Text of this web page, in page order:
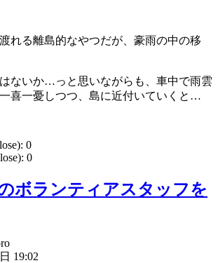
れる離島的なやつだが、豪雨の中の移
ないか…っと思いながらも、車中で雨雲
喜一憂しつつ、島に近付いていくと…
0
0
ボランティアスタッフを
19:02